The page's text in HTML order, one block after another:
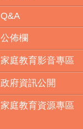
Q&A
公佈欄
家庭教育影音專區
政府資訊公開
家庭教育資源專區